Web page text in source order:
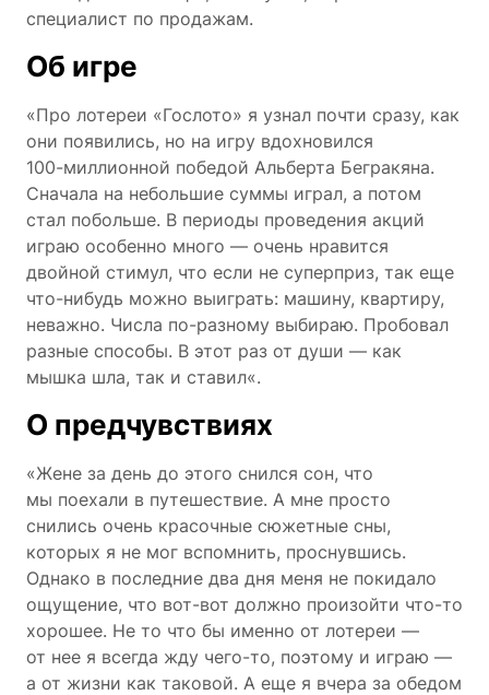
специалист по продажам.
Об игре
«Про лотереи «Гослото» я узнал почти сразу, как
они появились, но на игру вдохновился
100-миллионной победой Альберта Бегракяна.
Сначала на небольшие суммы играл, а потом
стал побольше. В периоды проведения акций
играю особенно много — очень нравится
двойной стимул, что если не суперприз, так еще
что-нибудь можно выиграть: машину, квартиру,
неважно. Числа по-разному выбираю. Пробовал
разные способы. В этот раз от души — как
мышка шла, так и ставил«.
О предчувствиях
«Жене за день до этого снился сон, что
мы поехали в путешествие. А мне просто
снились очень красочные сюжетные сны,
которых я не мог вспомнить, проснувшись.
Однако в последние два дня меня не покидало
ощущение, что вот-вот должно произойти что-то
хорошее. Не то что бы именно от лотереи —
от нее я всегда жду чего-то, поэтому и играю —
а от жизни как таковой. А еще я вчера за обедом